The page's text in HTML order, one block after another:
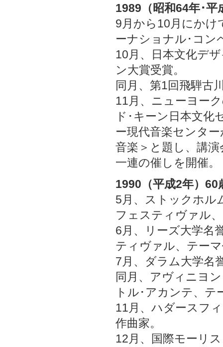
1989（昭和64年･平
9月から10月にかけ
ーナショナル･コン
10月、日本文化デ
ン大賞受賞。
同月、第1回飛騨古
11月、ニューヨー
ド･キーン日本文化
ー現代音楽センタ
音楽＞と題し、講
一連の催しを開催。
1990（平成2年）60
5月、ストックホル
フェスティヴァル
6月、リーズ大学名
ティヴァル、テー
7月、ダラム大学名
同月、アヴィニヨ
トル･アカンテ、テ
11月、ハダースフ
作曲家。
12月、国際モーリ